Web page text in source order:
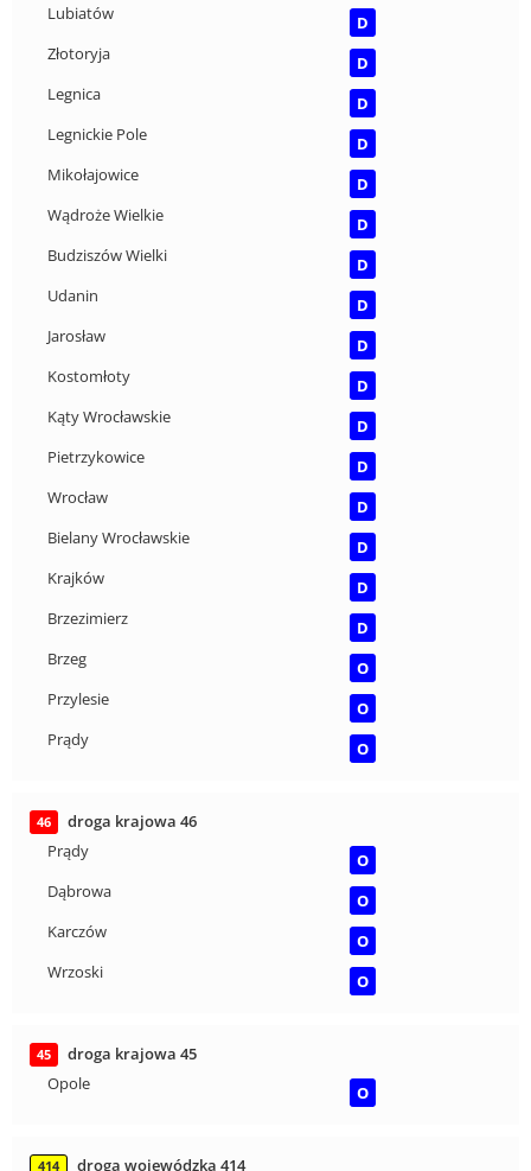
Lubiatów
D
Złotoryja
D
Legnica
D
Legnickie Pole
D
Mikołajowice
D
Wądroże Wielkie
D
Budziszów Wielki
D
Udanin
D
Jarosław
D
Kostomłoty
D
Kąty Wrocławskie
D
Pietrzykowice
D
Wrocław
D
Bielany Wrocławskie
D
Krajków
D
Brzezimierz
D
Brzeg
O
Przylesie
O
Prądy
O
46
droga krajowa 46
Prądy
O
Dąbrowa
O
Karczów
O
Wrzoski
O
45
droga krajowa 45
Opole
O
414 droga wojewódzka 414